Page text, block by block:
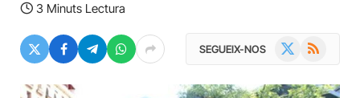
3 Minuts Lectura
SEGUEIX-NOS RSS